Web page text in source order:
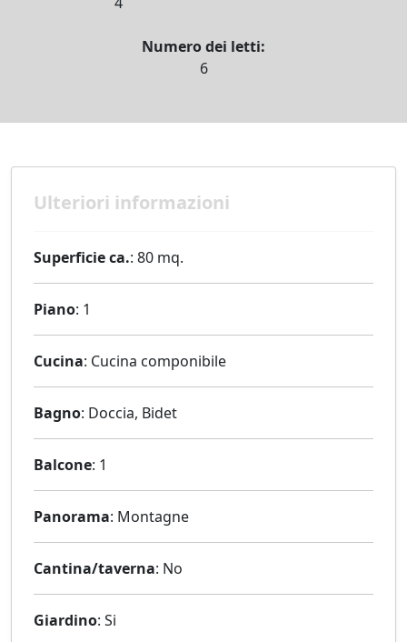
Numero dei letti:
6
Ulteriori informazioni
Superficie ca.: 80 mq.
Piano: 1
Cucina: Cucina componibile
Bagno: Doccia, Bidet
Balcone: 1
Panorama: Montagne
Cantina/taverna: No
Giardino: Si